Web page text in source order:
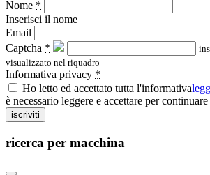
Nome *
Inserisci il nome
Email
Captcha *
visualizzato nel riquadro
Informativa privacy *
Ho letto ed accettato tutta l'informativa
è necessario leggere e accettare per continuare
iscriviti
ricerca per macchina